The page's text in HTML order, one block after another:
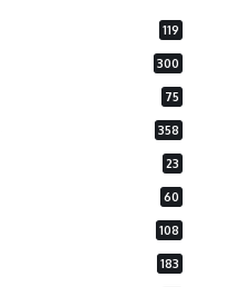
119
300
75
358
23
60
108
183